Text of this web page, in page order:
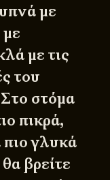
με
με τις
του
στόμα
πικρά,
πιο γλυκά
βρείτε